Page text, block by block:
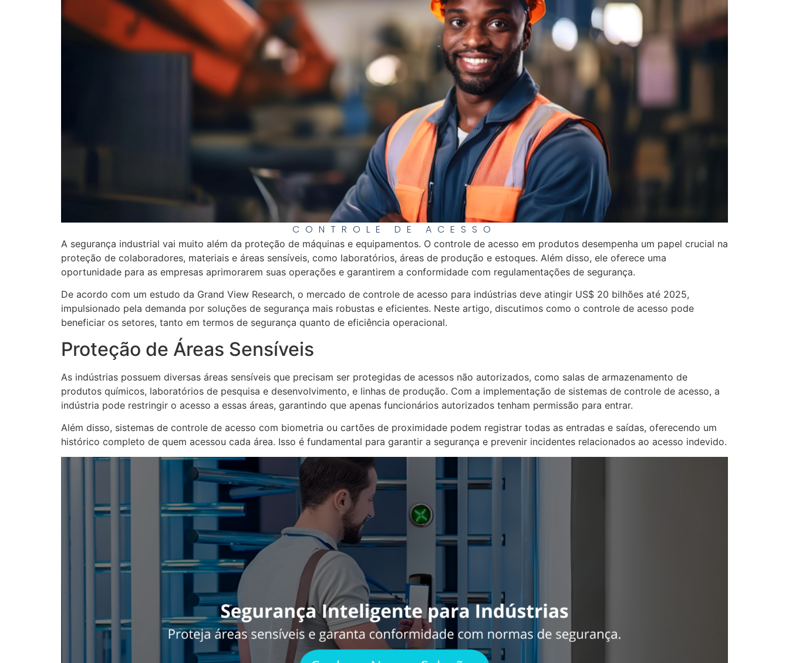
CONTROLE DE ACESSO
A segurança industrial vai muito além da proteção de máquinas e equipamentos. O controle de acesso em produtos desempenha um papel crucial na
proteção de colaboradores, materiais e áreas sensíveis, como laboratórios, áreas de produção e estoques. Além disso, ele oferece uma
oportunidade para as empresas aprimorarem suas operações e garantirem a conformidade com regulamentações de segurança.
De acordo com um estudo da Grand View Research, o mercado de controle de acesso para indústrias deve atingir US$ 20 bilhões até 2025,
impulsionado pela demanda por soluções de segurança mais robustas e eficientes. Neste artigo, discutimos como o controle de acesso pode
beneficiar os setores, tanto em termos de segurança quanto de eficiência operacional.
Proteção de Áreas Sensíveis
As indústrias possuem diversas áreas sensíveis que precisam ser protegidas de acessos não autorizados, como salas de armazenamento de
produtos químicos, laboratórios de pesquisa e desenvolvimento, e linhas de produção. Com a implementação de sistemas de controle de acesso, a
indústria pode restringir o acesso a essas áreas, garantindo que apenas funcionários autorizados tenham permissão para entrar.
Além disso, sistemas de controle de acesso com biometria ou cartões de proximidade podem registrar todas as entradas e saídas, oferecendo um
histórico completo de quem acessou cada área. Isso é fundamental para garantir a segurança e prevenir incidentes relacionados ao acesso indevido.